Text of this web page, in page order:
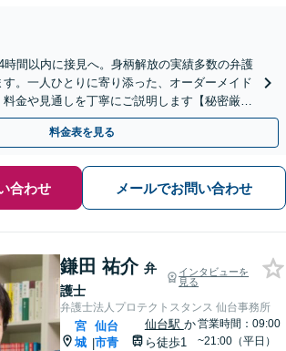
時間以内に接見へ。身柄解放の実績多数の弁護
。一人ひとりに寄り添った、オーダーメイド
金や見通しを丁寧にご説明します【秘密厳
可】
料金表を見る
合わせ メールでお問い合わせ
鎌田 祐介 弁
護士
インタビューを
見る
弁護士法人プロテクトスタンス 仙台事務所
宮
城 |
仙台
市青
仙台駅 か
ら徒歩1
営業時間：09:00
~21:00（平日）